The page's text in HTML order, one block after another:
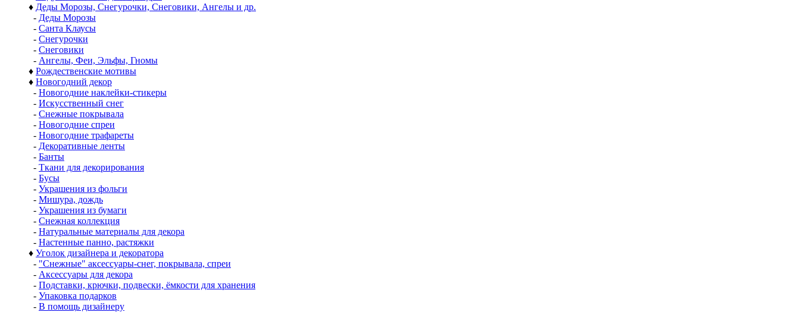
♦ Деды Морозы, Снегурочки, Снеговики, Ангелы и др.
- Деды Морозы
- Санта Клаусы
- Снегурочки
- Снеговики
- Ангелы, Феи, Эльфы, Гномы
♦ Рождественские мотивы
♦ Новогодний декор
- Новогодние наклейки-стикеры
- Искусственный снег
- Снежные покрывала
- Новогодние спреи
- Новогодние трафареты
- Декоративные ленты
- Банты
- Ткани для декорирования
- Бусы
- Украшения из фольги
- Мишура, дождь
- Украшения из бумаги
- Снежная коллекция
- Натуральные материалы для декора
- Настенные панно, растяжки
♦ Уголок дизайнера и декоратора
- "Снежные" аксессуары-снег, покрывала, спреи
- Аксессуары для декора
- Подставки, крючки, подвески, ёмкости для хранения
- Упаковка подарков
- В помощь дизайнеру